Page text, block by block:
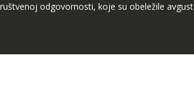
odgovornosti, koje su obeležile avgust